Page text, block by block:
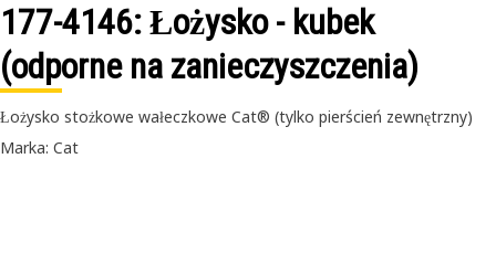
177-4146: Łożysko - kubek
(odporne na zanieczyszczenia)
Łożysko stożkowe wałeczkowe Cat® (tylko pierścień zewnętrzny)
Marka: Cat